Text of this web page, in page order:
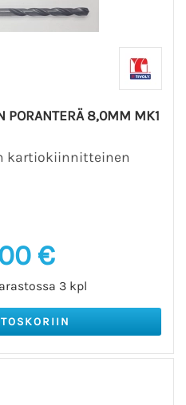
PORANTERÄ 8,0MM MK1
kartiokiinnitteinen
€
3 kpl